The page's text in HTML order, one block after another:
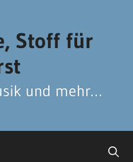
Stoff für
und mehr…